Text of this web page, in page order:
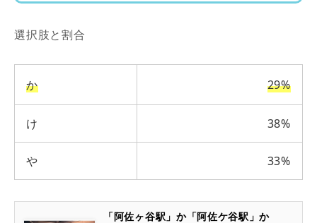
選択肢と割合
か 29%
け 38%
や 33%
「阿佐ヶ谷駅」か「阿佐ケ谷駅」か